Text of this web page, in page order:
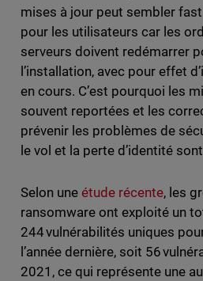
mises à jour peut sembler
pour les utilisateurs car les
serveurs doivent redémarrer
l’installation, avec pour effet
en cours. C’est pourquoi les
souvent reportées et les
prévenir les problèmes de
le vol et la perte d’identité
Selon une étude récente, les
ransomware ont exploité un
244 vulnérabilités uniques
l’année dernière, soit 56
2021, ce qui représente une